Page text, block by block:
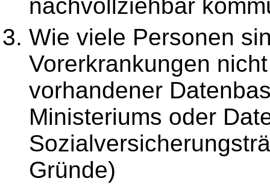
nachvollziehbar
Wie viele Personen
Vorerkrankungen
vorhandener
Ministeriums oder
Gründe)